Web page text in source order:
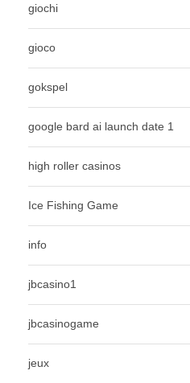
giochi
gioco
gokspel
google bard ai launch date 1
high roller casinos
Ice Fishing Game
info
jbcasino1
jbcasinogame
jeux